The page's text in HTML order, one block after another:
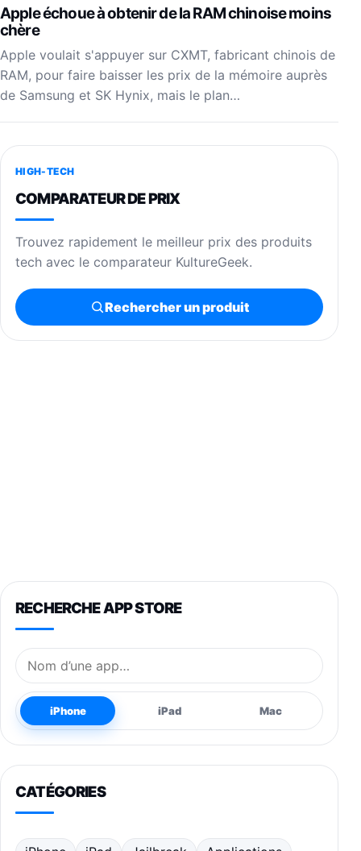
Apple échoue à obtenir de la RAM chinoise moins
chère
Apple voulait s'appuyer sur CXMT, fabricant chinois de
RAM, pour faire baisser les prix de la mémoire auprès
de Samsung et SK Hynix, mais le plan…
HIGH-TECH
COMPARATEUR DE PRIX
Trouvez rapidement le meilleur prix des produits
tech avec le comparateur KultureGeek.
Rechercher un produit
RECHERCHE APP STORE
Nom de l’application
iPhone iPad Mac
CATÉGORIES